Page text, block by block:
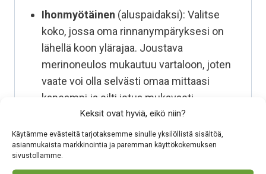
Keksit ovat hyviä, eikö niin?
Käytämme evästeitä tarjotaksemme sinulle yksilöllistä sisältöä,
asianmukaista markkinointia ja paremman käyttökokemuksen
sivustollamme.
Ihonmyötäinen (aluspaidaksi): Valitse
koko, jossa oma rinnanympäryksesi on
lähellä koon ylärajaa. Joustava
merinoneulos mukautuu vartaloon, joten
vaate voi olla selvästi omaa mittaasi
kapeampi ja silti istua mukavasti.
(arkikäyttöön): Jos haluat hieman
väljyyttä vaatteen ja ihon väliin, valitse
koko, joka on noin 5–10 cm omaa